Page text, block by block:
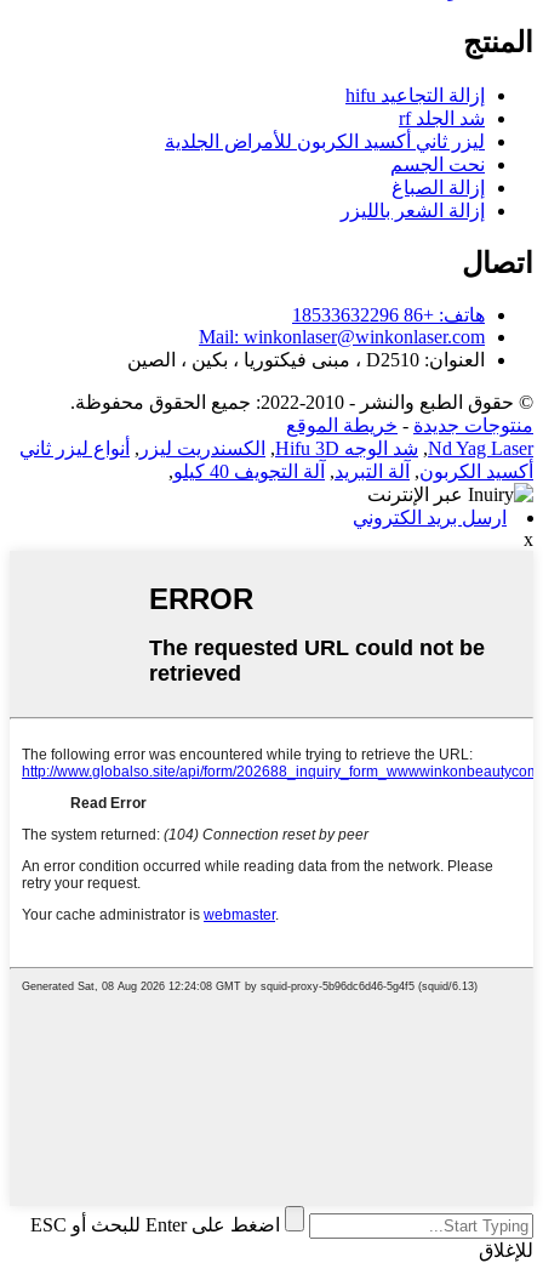
المنتج
إزالة التجاعيد hifu
شد الجلد rf
ليزر ثاني أكسيد الكربون للأمراض الجلدية
نحت الجسم
إزالة الصباغ
إزالة الشعر بالليزر
اتصال
هاتف: +86 18533632296
Mail: winkonlaser@winkonlaser.com
العنوان: D2510 ، مبنى فيكتوريا ، بكين ، الصين
© حقوق الطبع والنشر - 2010-2022: جميع الحقوق محفوظة.
منتوجات جديدة - خريطة الموقع
Nd Yag Laser
, شد الوجه Hifu 3D , الكسندريت ليزر , أنواع ليزر ثاني
أكسيد الكربون, آلة التبريد, آلة التجويف 40 كيلو ,
ارسل بريد الكتروني
x
اضغط على Enter للبحث أو ESC
للإغلاق